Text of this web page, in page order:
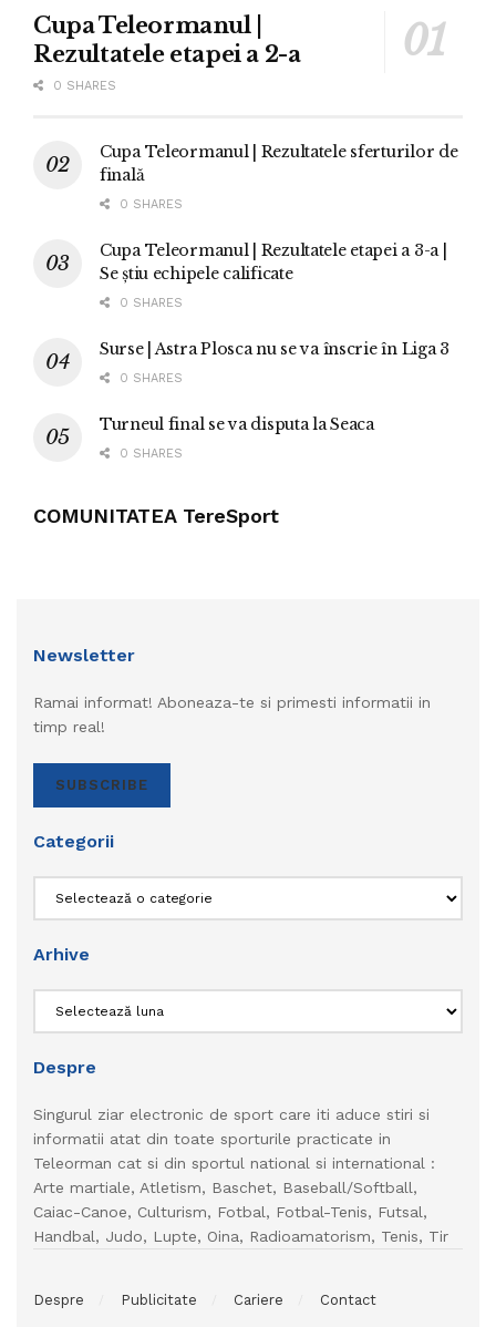
Cupa Teleormanul |
Rezultatele etapei a 2-a
0 SHARES
Cupa Teleormanul | Rezultatele sferturilor de
finală
0 SHARES
Cupa Teleormanul | Rezultatele etapei a 3-a |
Se știu echipele calificate
0 SHARES
Surse | Astra Plosca nu se va înscrie în Liga 3
0 SHARES
Turneul final se va disputa la Seaca
0 SHARES
COMUNITATEA TereSport
Newsletter
Ramai informat! Aboneaza-te si primesti informatii in
timp real!
SUBSCRIBE
Categorii
Arhive
Despre
Singurul ziar electronic de sport care iti aduce stiri si
informatii atat din toate sporturile practicate in
Teleorman cat si din sportul national si international :
Arte martiale, Atletism, Baschet, Baseball/Softball,
Caiac-Canoe, Culturism, Fotbal, Fotbal-Tenis, Futsal,
Handbal, Judo, Lupte, Oina, Radioamatorism, Tenis, Tir
Despre Publicitate Cariere Contact